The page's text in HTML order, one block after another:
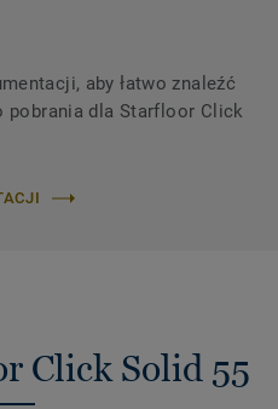
aby łatwo znaleźć
​​pobrania dla Starfloor Click
Click Solid 55